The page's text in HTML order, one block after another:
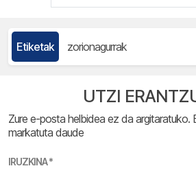
Etiketak zorionagurrak
UTZI
Zure e-posta helbidea ez da argitaratuko.
markatuta daude
IRUZKINA*